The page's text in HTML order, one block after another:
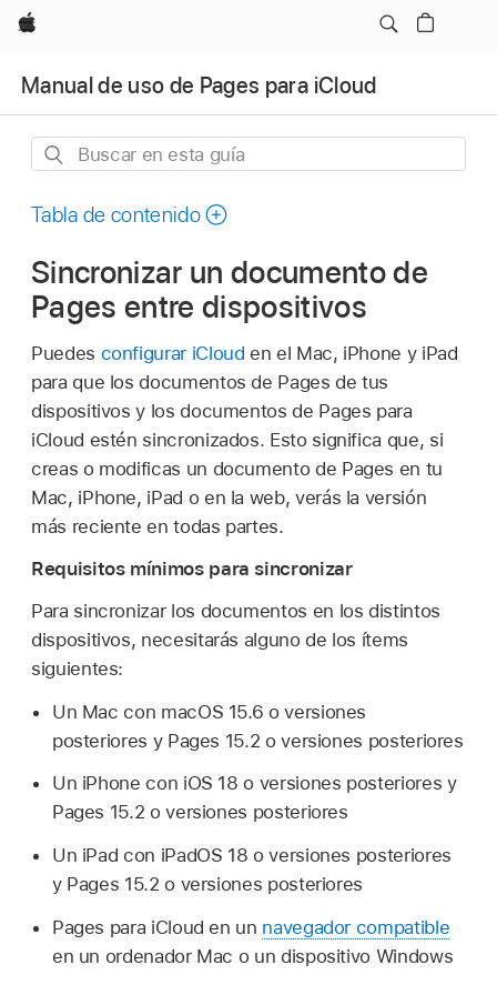
Apple
Manual de uso de Pages para iCloud
Buscar
esta
Tabla de contenido
Sincronizar un documento de
Pages entre dispositivos
Puedes configurar iCloud en el Mac, iPhone y iPad
para que los documentos de Pages de tus
dispositivos y los documentos de Pages para
iCloud estén sincronizados. Esto significa que, si
creas o modificas un documento de Pages en tu
Mac, iPhone, iPad o en la web, verás la versión
más reciente en todas partes.
Requisitos mínimos para sincronizar
Para sincronizar los documentos en los distintos
dispositivos, necesitarás alguno de los ítems
siguientes:
Un Mac con macOS 15.6 o versiones
posteriores y Pages 15.2 o versiones posteriores
Un iPhone con iOS 18 o versiones posteriores y
Pages 15.2 o versiones posteriores
Un iPad con iPadOS 18 o versiones posteriores
y Pages 15.2 o versiones posteriores
Pages para iCloud en un navegador compatible
en un ordenador Mac o un dispositivo Windows